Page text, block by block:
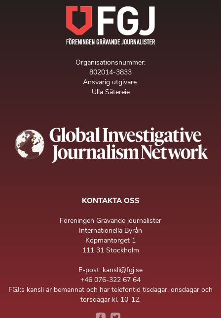
Organisationsnummer:
802014-3833
Ansvarig utgivare:
Ulla Sätereie
KONTAKTA OSS
Föreningen Grävande journalister
Internationella Byrån
Köpmantorget 1
111 31 Stockholm
E-post: kansli@fgj.se
+46 076-322 67 64
FGJ:s kansli är bemannat och har telefontid tisdagar, onsdagar och
torsdagar kl. 10-12.